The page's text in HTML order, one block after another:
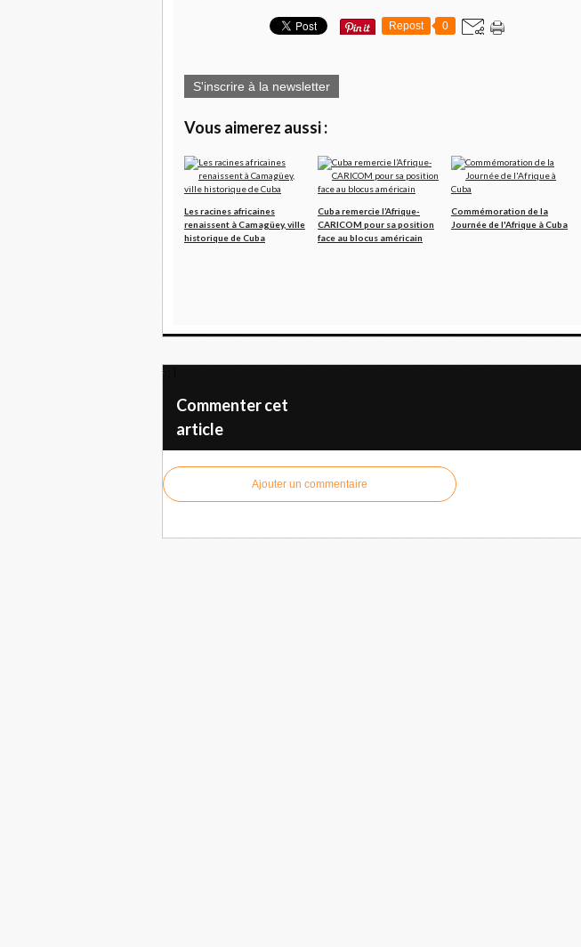
Repost 0
S'inscrire à la newsletter
Vous aimerez aussi :
Les racines africaines
renaissent à Camagüey, ville
historique de Cuba
Cuba remercie l’Afrique-
CARICOM pour sa position
face au blocus américain
Commémoration de la
Journée de l'Afrique à Cuba
Commenter cet
article
Ajouter un commentaire